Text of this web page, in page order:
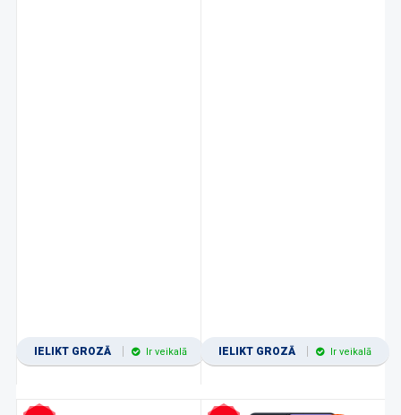
IELIKT GROZĀ Ir veikalā IELIKT GROZĀ Ir veikalā